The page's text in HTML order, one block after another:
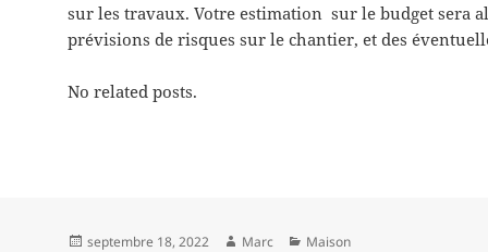
sur les travaux. Votre estimation sur le budget sera
prévisions de risques sur le chantier, et des
No related posts.
Publié
septembre 18, 2022 Auteur
Marc Catégories
Maison